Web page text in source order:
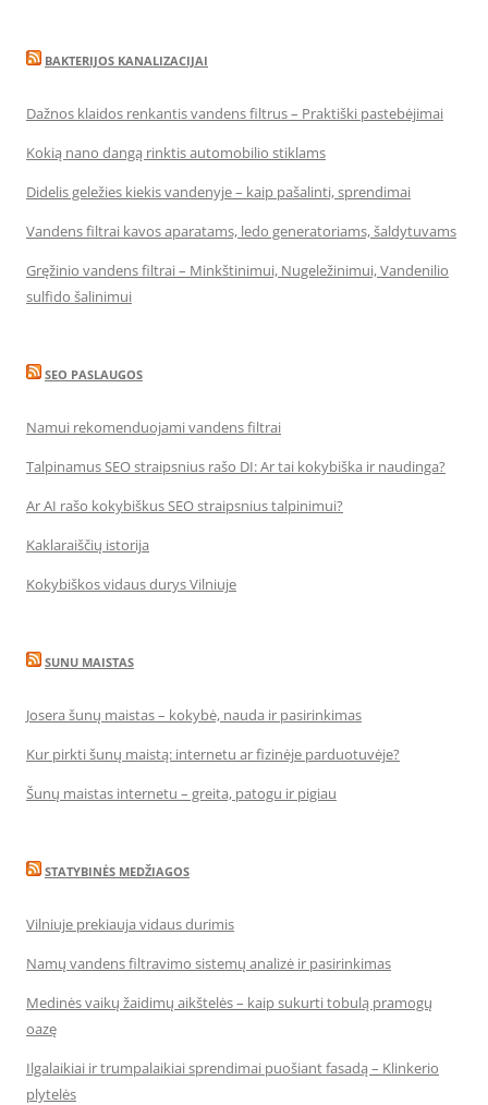
BAKTERIJOS KANALIZACIJAI
Dažnos klaidos renkantis vandens filtrus – Praktiški pastebėjimai
Kokią nano dangą rinktis automobilio stiklams
Didelis geležies kiekis vandenyje – kaip pašalinti, sprendimai
Vandens filtrai kavos aparatams, ledo generatoriams, šaldytuvams
Gręžinio vandens filtrai – Minkštinimui, Nugeležinimui, Vandenilio
sulfido šalinimui
SEO PASLAUGOS
Namui rekomenduojami vandens filtrai
Talpinamus SEO straipsnius rašo DI: Ar tai kokybiška ir naudinga?
Ar AI rašo kokybiškus SEO straipsnius talpinimui?
Kaklaraiščių istorija
Kokybiškos vidaus durys Vilniuje
SUNU MAISTAS
Josera šunų maistas – kokybė, nauda ir pasirinkimas
Kur pirkti šunų maistą: internetu ar fizinėje parduotuvėje?
Šunų maistas internetu – greita, patogu ir pigiau
STATYBINĖS MEDŽIAGOS
Vilniuje prekiauja vidaus durimis
Namų vandens filtravimo sistemų analizė ir pasirinkimas
Medinės vaikų žaidimų aikštelės – kaip sukurti tobulą pramogų
oazę
Ilgalaikiai ir trumpalaikiai sprendimai puošiant fasadą – Klinkerio
plytelės